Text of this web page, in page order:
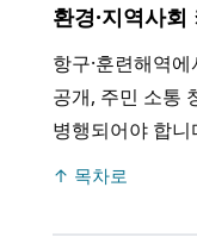
환경·지역사
항구·훈련해역
공개, 주민 소통
병행되어야 합니
↑ 목차로